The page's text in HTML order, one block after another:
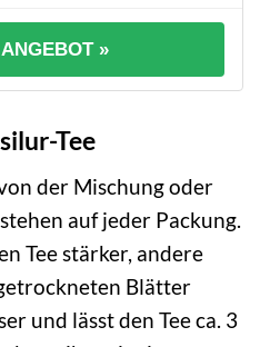
»
Tee
der Mischung oder
auf jeder Packung.
Tee stärker, andere
Blätter
und lässt den Tee ca. 3